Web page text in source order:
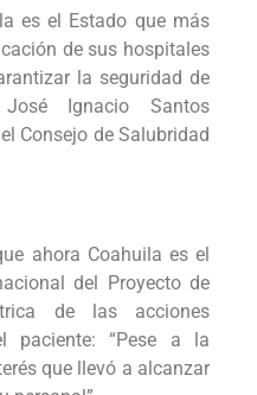
es el Estado que más
de sus hospitales
la seguridad de
Ignacio Santos
Consejo de Salubridad
ahora Coahuila es el
del Proyecto de
de las acciones
paciente: “Pese a la
que llevó a alcanzar